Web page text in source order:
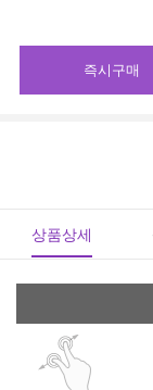
즉시구매
상품상세